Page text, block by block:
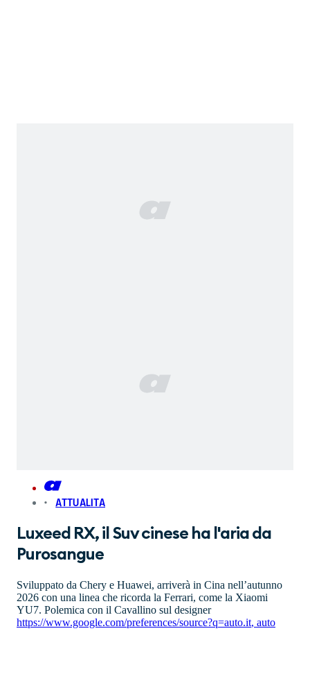
ATTUALITA
Luxeed RX, il Suv cinese ha l'aria da
Purosangue
Sviluppato da Chery e Huawei, arriverà in Cina nell’autunno
2026 con una linea che ricorda la Ferrari, come la Xiaomi
YU7. Polemica con il Cavallino sul designer
https://www.google.com/preferences/source?q=auto.it, auto